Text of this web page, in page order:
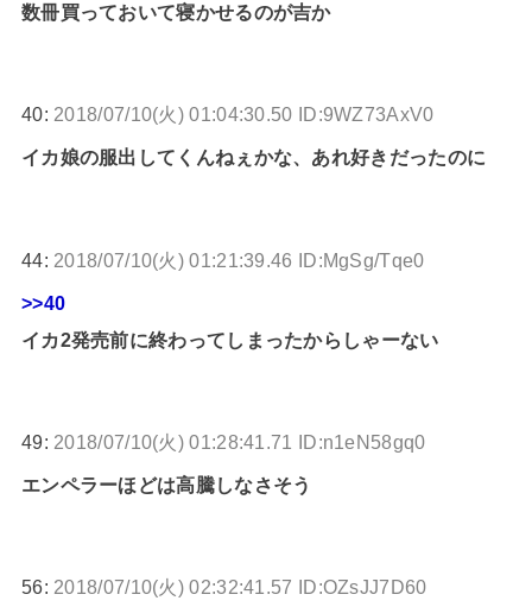
数冊買っておいて寝かせるのが吉か
40: 2018/07/10(火) 01:04:30.50 ID:9WZ73AxV0
イカ娘の服出してくんねぇかな、あれ好きだったのに
44: 2018/07/10(火) 01:21:39.46 ID:MgSg/Tqe0
>>40
イカ2発売前に終わってしまったからしゃーない
49: 2018/07/10(火) 01:28:41.71 ID:n1eN58gq0
エンペラーほどは高騰しなさそう
56: 2018/07/10(火) 02:32:41.57 ID:OZsJJ7D60